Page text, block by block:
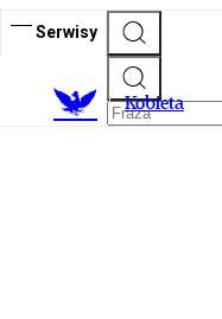
Serwisy
Kobieta